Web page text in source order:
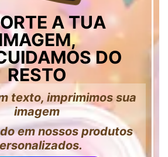
A TUA
DO
RESTO
texto, imprimimos sua
imagem
em nossos produtos